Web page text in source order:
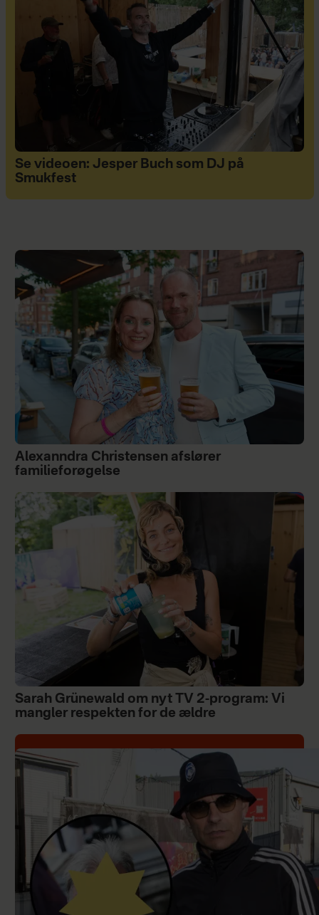
Se videoen: Jesper Buch som DJ på
Smukfest
Alexanndra Christensen afslører
familieforøgelse
Sarah Grünewald om nyt TV 2-program: Vi
mangler respekten for de ældre